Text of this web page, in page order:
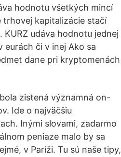
hodnotu všetkých mincí
trhovej kapitalizácie stačí
udáva hodnotu jednej
či v inej Ako sa
dane pri kryptomenách
zistená významná on-
Ide o najväčšiu
Inými slovami, zadarmo
peniaze malo by sa
v Paríži. Tu sú naše tipy,